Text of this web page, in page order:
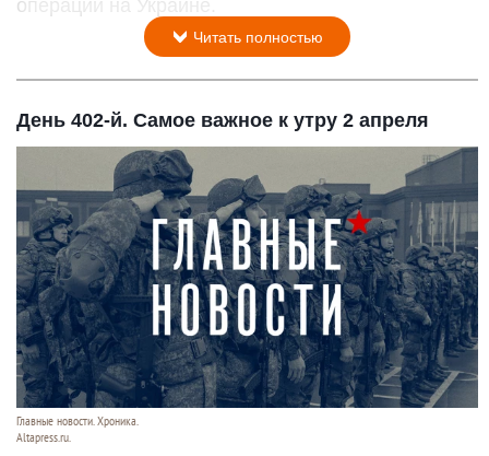
операции на Украине.
Читать полностью
День 402-й. Самое важное к утру 2 апреля
Главные новости. Хроника.
Altapress.ru.